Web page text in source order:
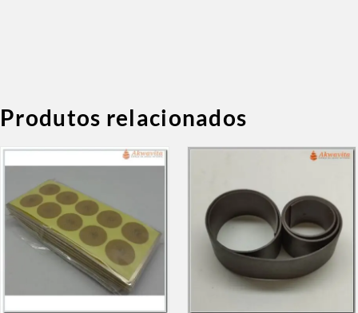
Produtos relacionados